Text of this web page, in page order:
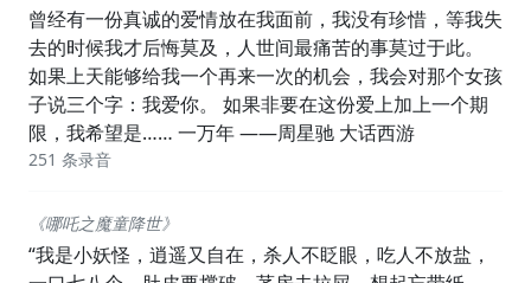
曾经有一份真诚的爱情放在我面前，我没有珍惜，等我失
去的时候我才后悔莫及，人世间最痛苦的事莫过于此。
如果上天能够给我一个再来一次的机会，我会对那个女孩
子说三个字：我爱你。 如果非要在这份爱上加上一个期
限，我希望是…… 一万年 ——周星驰 大话西游
251 条录音
《哪吒之魔童降世》
“我是小妖怪，逍遥又自在，杀人不眨眼，吃人不放盐，